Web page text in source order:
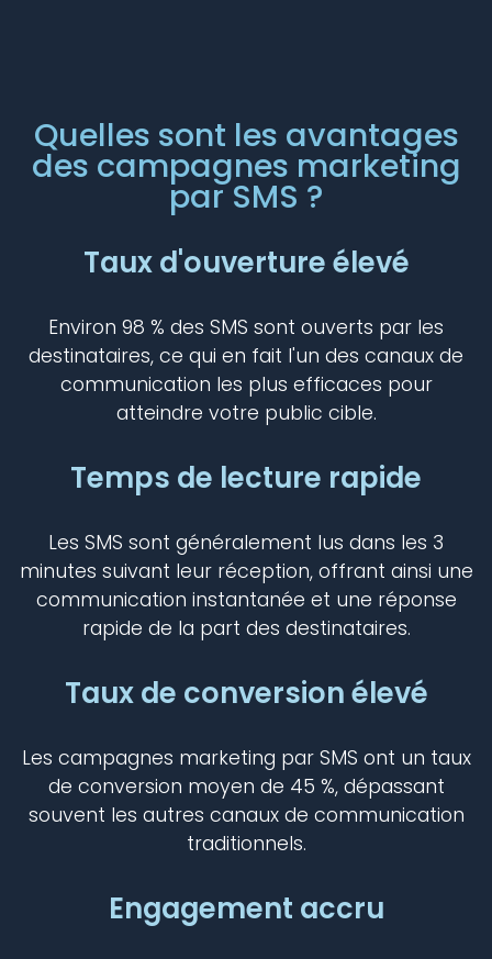
Quelles sont les avantages
des campagnes marketing
par SMS ?
Taux d'ouverture élevé
Environ 98 % des SMS sont ouverts par les
destinataires, ce qui en fait l'un des canaux de
communication les plus efficaces pour
atteindre votre public cible.
Temps de lecture rapide
Les SMS sont généralement lus dans les 3
minutes suivant leur réception, offrant ainsi une
communication instantanée et une réponse
rapide de la part des destinataires.
Taux de conversion élevé
Les campagnes marketing par SMS ont un taux
de conversion moyen de 45 %, dépassant
souvent les autres canaux de communication
traditionnels.
Engagement accru